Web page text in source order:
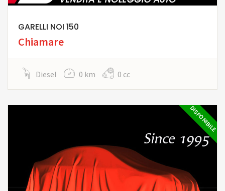
GARELLI NOI 150
Chiamare
Diesel 0 km 0 cc
DISPONIBILE